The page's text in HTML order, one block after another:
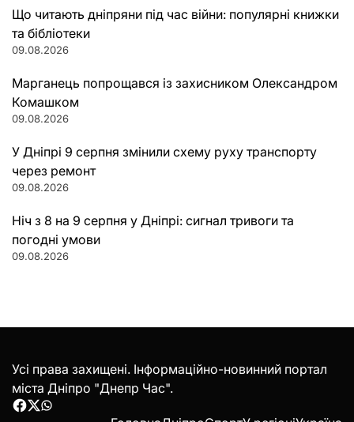
Що читають дніпряни під час війни: популярні книжки
та бібліотеки
09.08.2026
Марганець попрощався із захисником Олександром
Комашком
09.08.2026
У Дніпрі 9 серпня змінили схему руху транспорту
через ремонт
09.08.2026
Ніч з 8 на 9 серпня у Дніпрі: сигнал тривоги та
погодні умови
09.08.2026
Усі права захищені. Інформаційно-новинний портал
міста Дніпро "Днепр Час".
Facebook
Twitter
WhatsApp